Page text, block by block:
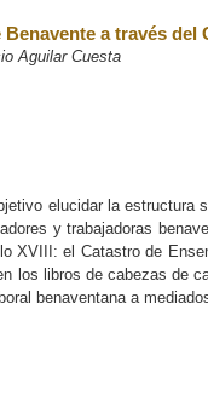
a través del
Aguilar Cuesta
elucidar la estructura
y trabajadoras
XVIII: el Catastro de
los libros de cabezas de
benaventana a